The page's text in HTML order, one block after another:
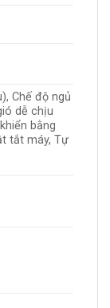
Chế độ ngủ
dễ chịu
bằng
tắt máy, Tự